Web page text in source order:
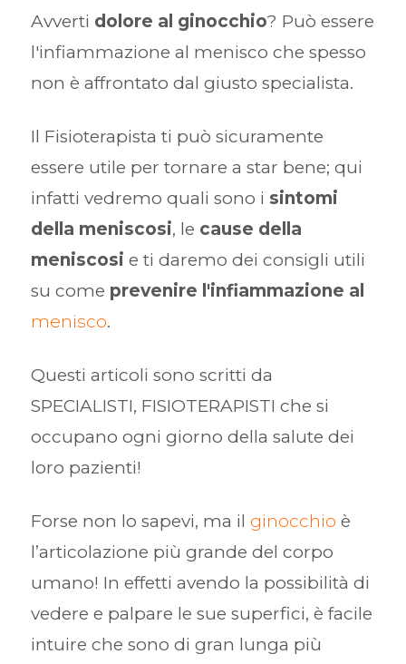
Avverti dolore al ginocchio? Può essere
l'infiammazione al menisco che spesso
non è affrontato dal giusto specialista.
Il Fisioterapista ti può sicuramente
essere utile per tornare a star bene; qui
infatti vedremo quali sono i sintomi
della meniscosi, le cause della
meniscosi e ti daremo dei consigli utili
su come prevenire l'infiammazione al
menisco.
Questi articoli sono scritti da
SPECIALISTI, FISIOTERAPISTI che si
occupano ogni giorno della salute dei
loro pazienti!
Forse non lo sapevi, ma il ginocchio è
l’articolazione più grande del corpo
umano! In effetti avendo la possibilità di
vedere e palpare le sue superfici, è facile
intuire che sono di gran lunga più